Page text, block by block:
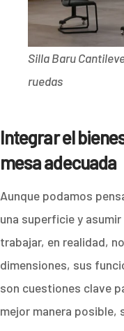
Silla Baru
ruedas
Integrar el
mesa adecuada
Aunque podamos
una superficie y
trabajar, en realidad,
dimensiones, sus
son cuestiones clave
mejor manera posible,